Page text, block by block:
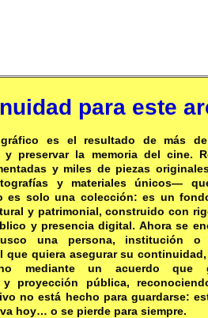
para este
es el resultado de más
preservar la memoria del cine.
y miles de piezas
y materiales únicos—
es solo una colección: es un
y patrimonial, construido con
y presencia digital.Ahora se
una persona, institución
que quiera asegurar su
mediante un acuerdo que
proyección pública,
no está hecho para guardarse:
hoy… o se pierde para siempre.